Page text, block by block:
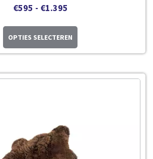
€595 - €1.395
OPTIES SELECTEREN